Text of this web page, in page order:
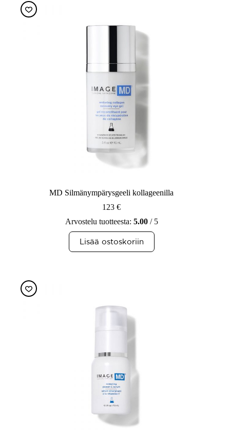
MD Silmänympärysgeeli kollageenilla
123€
Arvostelu tuotteesta: 5.00/ 5
Lisää ostoskoriin